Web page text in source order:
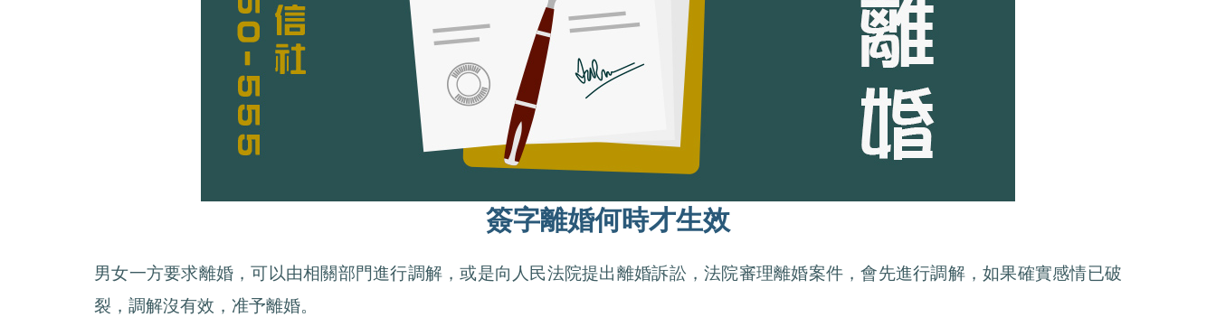
簽字離婚何時才生效
男女一方要求離婚，可以由相關部門進行調解，或是向人民法院提出離婚訴訟，法院審理離婚案件，會先進行調解，如果確實感情已破
裂，調解沒有效，准予離婚。